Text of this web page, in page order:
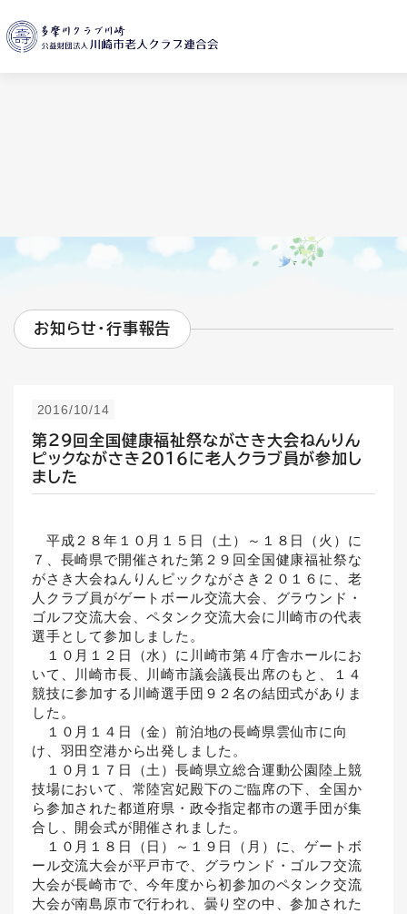
お知らせ・行事報告
2016/10/14
第２９回全国健康福祉祭ながさき大会ねんりん
ピックながさき２０１６に老人クラブ員が参加し
ました
平成２８年１０月１５日（土）～１８日（火）に
７、長崎県で開催された第２９回全国健康福祉祭な
がさき大会ねんりんピックながさき２０１６に、老
人クラブ員がゲートボール交流大会、グラウンド・
ゴルフ交流大会、ペタンク交流大会に川崎市の代表
選手として参加しました。
１０月１２日（水）に川崎市第４庁舎ホールにお
いて、川崎市長、川崎市議会議長出席のもと、１４
競技に参加する川崎選手団９２名の結団式がありま
した。
１０月１４日（金）前泊地の長崎県雲仙市に向
け、羽田空港から出発しました。
１０月１７日（土）長崎県立総合運動公園陸上競
技場において、常陸宮妃殿下のご臨席の下、全国か
ら参加された都道府県・政令指定都市の選手団が集
合し、開会式が開催されました。
１０月１８日（日）～１９日（月）に、ゲートボ
ール交流大会が平戸市で、グラウンド・ゴルフ交流
大会が長崎市で、今年度から初参加のペタンク交流
大会が南島原市で行われ、曇り空の中、参加された